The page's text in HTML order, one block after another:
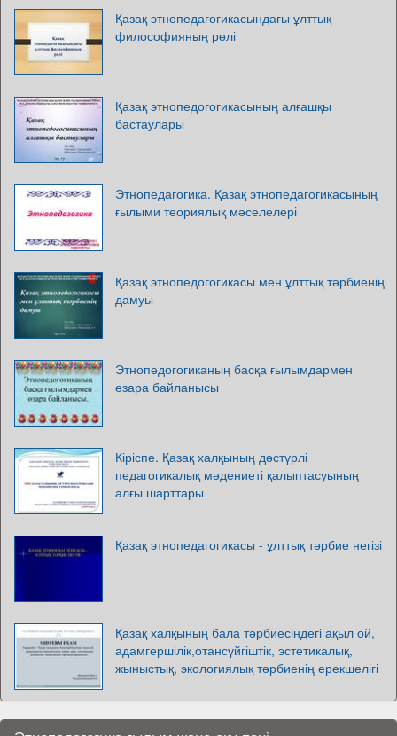
Қазақ этнопедагогикасындағы ұлттық
философияның рөлі
Қазақ этнопедогогикасының алғашқы
бастаулары
Этнопедагогика. Қазақ этнопедагогикасының
ғылыми теориялық мәселелері
Қазақ этнопедогогикасы мен ұлттық тәрбиенің
дамуы
Этнопедогогиканың басқа ғылымдармен
өзара байланысы
Кіріспе. Қазақ халқының дәстүрлі
педагогикалық мәдениеті қалыптасуының
алғы шарттары
Қазақ этнопедагогикасы - ұлттық тәрбие негізі
Қазақ халқының бала тәрбиесіндегі ақыл ой,
адамгершілік,отансүйгіштік, эстетикалық,
жыныстық, экологиялық тәрбиенің ерекшелігі